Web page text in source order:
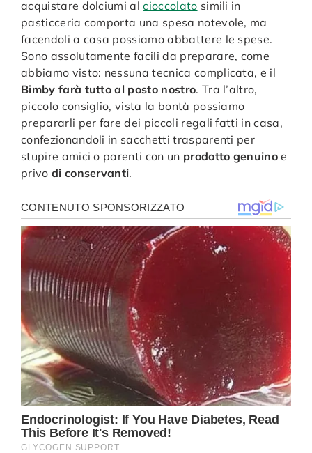
acquistare dolciumi alcioccolato simili in
pasticceria comporta una spesa notevole, ma
facendoli a casa possiamo abbattere le spese.
Sono assolutamente facili da preparare, come
abbiamo visto: nessuna tecnica complicata, e il
Bimby farà tutto al posto nostro. Tra l’altro,
piccolo consiglio, vista la bontà possiamo
prepararli per fare dei piccoli regali fatti in casa,
confezionandoli in sacchetti trasparenti per
stupire amici o parenti con un prodotto genuino e
privo di conservanti.